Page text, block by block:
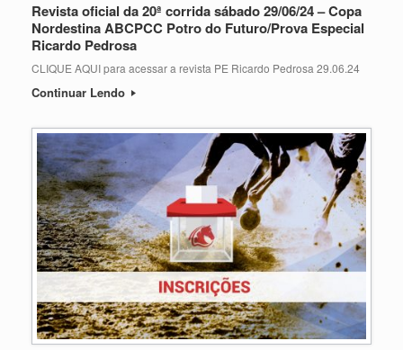
Revista oficial da 20ª corrida sábado 29/06/24 – Copa
Nordestina ABCPCC Potro do Futuro/Prova Especial
Ricardo Pedrosa
CLIQUE AQUI para acessar a revista PE Ricardo Pedrosa 29.06.24
Continuar Lendo